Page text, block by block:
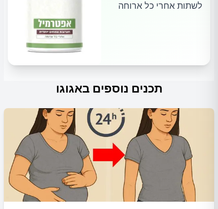
לשתות אחרי כל ארוחה
תכנים נוספים באגוגו